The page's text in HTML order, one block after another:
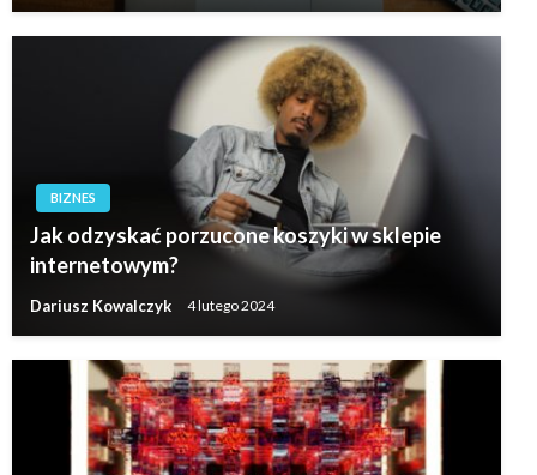
BIZNES
Jak odzyskać porzucone koszyki w sklepie
internetowym?
Dariusz Kowalczyk 4 lutego 2024